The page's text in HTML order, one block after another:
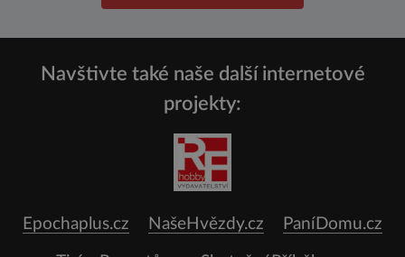
Navštivte také naše další internetové
projekty:
Epochaplus.cz NašeHvězdy.cz PaníDomu.cz